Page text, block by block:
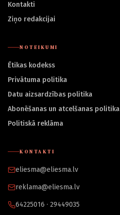
Kontakti
Ziņo redakcijai
NOTEIKUMI
Ētikas kodekss
Privātuma politika
Datu aizsardzības politika
Abonēšanas un atcelšanas politika
Politiskā reklāma
KONTAKTI
eliesma@eliesma.lv
reklama@eliesma.lv
64225016 · 29449035